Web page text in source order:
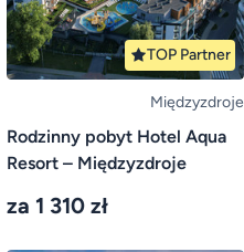
TOP Partner
Międzyzdroje
Rodzinny pobyt Hotel Aqua
Resort – Międzyzdroje
za 1 310 zł